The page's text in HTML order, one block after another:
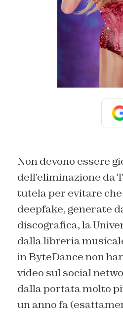
Non devono essere
dell’eliminazione da
tutela per evitare
deepfake, generate
discografica, la
dalla libreria
in ByteDance non
video sul social
dalla portata molto
un anno fa